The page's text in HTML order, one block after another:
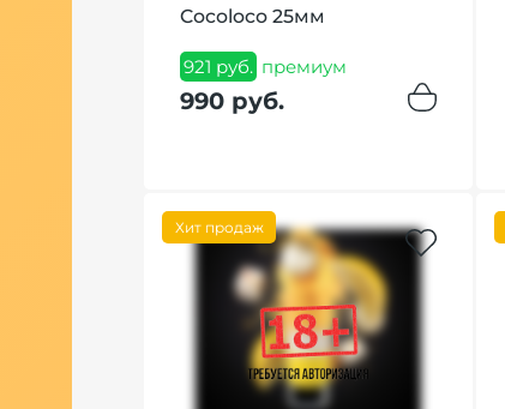
Cocoloco 25мм
921 руб. премиум
990 руб.
Хит продаж